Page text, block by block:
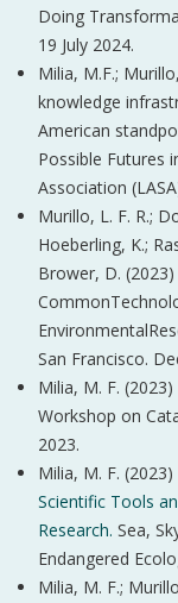
Doing
19 July 2024.
Milia, M.F.;
knowledge
American
Possible Futures
Association
Murillo, L. F. R.;
Hoeberling, K.;
Brower, D.
San Francisco.
Milia, M. F. (2023)
Workshop on
2023.
Milia, M. F. (2023)
Scientific Tools
Research. Sea,
Endangered
Milia, M. F.;